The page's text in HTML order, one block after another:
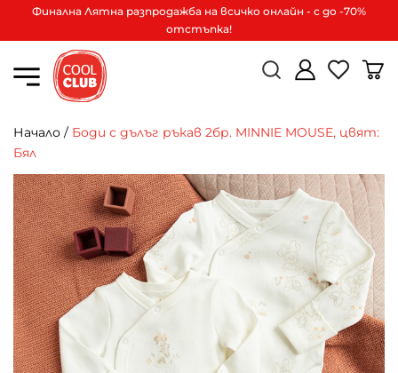
Финална Лятна разпродажба на всичко онлайн - с до -70%
отстъпка!
Начало / Боди с дълъг ръкав 2бр. MINNIE MOUSE, цвят:
Бял